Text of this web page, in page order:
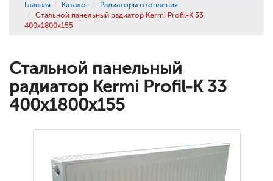
Главная Каталог
Радиаторы отопления
Стальной панельный радиатор Kermi Profil-K 33
400x1800x155
Стальной панельный
радиатор Kermi Profil-K 33
400x1800x155